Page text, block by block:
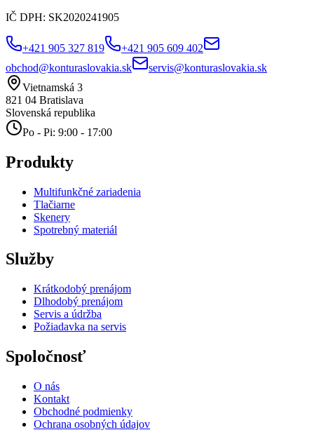
IČ DPH: SK2020241905
+421 905 327 819
+421 905 609 402
obchod@konturaslovakia.sk
servis@konturaslovakia.sk
Vietnamská 3
821 04 Bratislava
Slovenská republika
Po - Pi: 9:00 - 17:00
Produkty
Multifunkčné zariadenia
Tlačiarne
Skenery
Spotrebný materiál
Služby
Krátkodobý prenájom
Dlhodobý prenájom
Servis a údržba
Požiadavka na servis
Spoločnosť
O nás
Kontakt
Obchodné podmienky
Ochrana osobných údajov